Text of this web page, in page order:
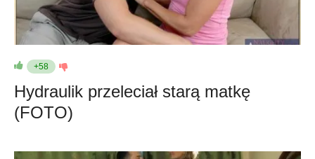
+58
Hydraulik przeleciał starą matkę
(FOTO)